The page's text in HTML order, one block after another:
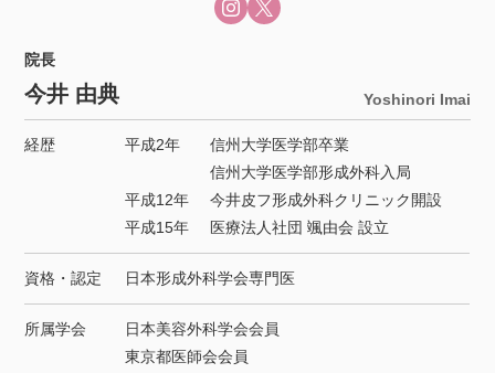
院長
今井 由典 Yoshinori Imai
経歴 平成2年
信州大学医学部卒業
信州大学医学部形成外科入局
平成12年
今井皮フ形成外科クリニック開設
平成15年
医療法人社団 颯由会 設立
資格・認定 日本形成外科学会専門医
所属学会
日本美容外科学会会員
東京都医師会会員